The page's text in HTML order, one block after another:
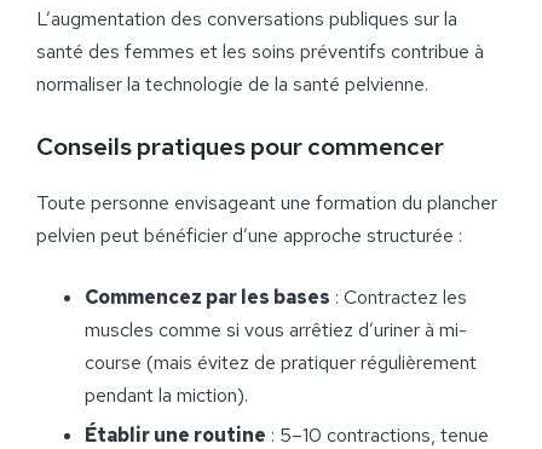
L’augmentation des conversations publiques sur la
santé des femmes et les soins préventifs contribue à
normaliser la technologie de la santé pelvienne.
Conseils pratiques pour commencer
Toute personne envisageant une formation du plancher
pelvien peut bénéficier d’une approche structurée :
Commencez par les bases : Contractez les
muscles comme si vous arrêtiez d’uriner à mi-
course (mais évitez de pratiquer régulièrement
pendant la miction).
Établir une routine : 5–10 contractions, tenue